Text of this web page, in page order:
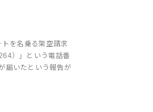
を名乗る架空請求
）」という電話番
届いたという報告が